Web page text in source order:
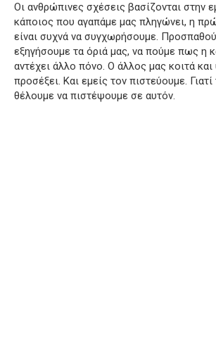
Οι ανθρώπινες σχέσεις βασίζονται στην
κάποιος που αγαπάμε μας πληγώνει, η
είναι συχνά να συγχωρήσουμε.
εξηγήσουμε τα όριά μας, να πούμε πως η
αντέχει άλλο πόνο. Ο άλλος μας κοιτά και
προσέξει. Και εμείς τον πιστεύουμε. Γιατί
θέλουμε να πιστέψουμε σε αυτόν.